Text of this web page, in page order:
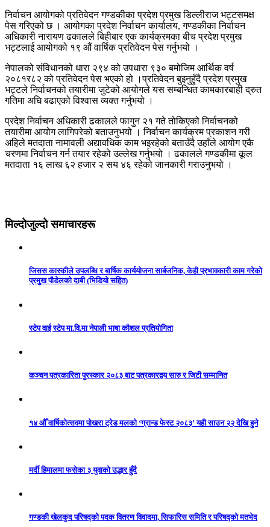
निर्वाचन आयोगको प्रतिवेदन गण्डकीका प्रदेश प्रमुख डिल्लीराज भट्टसमक्ष
पेस गरिएको छ । आयोगका प्रदेश निर्वाचन कार्यालय, गण्डकीका निर्वाचन
अधिकारी नारायण ढकालले बिहीबार एक कार्यक्रमका बीच प्रदेश प्रमुख
भट्टलाई आयोगको १९ औं वार्षिक प्रतिवेदन पेस गर्नुभयो ।
नेपालको संविधानको धारा २९४ को उपधारा ९३० बमोजिम आर्थिक वर्ष
२०८१र८२ को प्रतिवेदन पेस भएको हो ।प्रतिवेदन बुझ्नुहुँदै प्रदेश प्रमुख
भट्टले निर्वाचनको तयारीमा जुटेको आयोगले यस सम्बन्धित कामकारबाही द्रुत
गतिमा अघि बढाएको विश्वास व्यक्त गर्नुभयो ।
प्रदेश निर्वाचन अधिकारी ढकालले फागुन २१ गते तोकिएको निर्वाचनको
तयारीमा आयोग लागिपरेको बताउनुभयो । निर्वाचन कार्यक्रम प्रकाशन गरी
अहिले मतदाता नामावली अद्यावधिक काम भइरहेको बताउँदै उहाँले आयोग एकै
चरणमा निर्वाचन गर्न तयार रहेको उल्लेख गर्नुभयो । ढकालले गण्डकीमा कूल
मतदाता १६ लाख ६२ हजार २ सय ४६ रहेको जानकारी गराउनुभयो ।
मिल्दोजुल्दो समाचारहरू
जिसस कास्कीले उपलब्धि र बार्षिक कार्ययोजना सार्बजनिक, केही प्रभावकारी काम गरेको
प्रमुख पौडेलको दाबी (भिडियो सहित)
स्टेप वाई स्टेप मा.वि.मा नेपाली भाषा कौशल प्रतियोगिता
कञ्चन पत्रकारिता पुरस्कार २०८३ बाट पत्रकारद्वय सारु र जिटी सम्मानित
१४ औँ वार्षिकोत्सवमा पोखरा ट्रेड मलको ‘ग्रान्ड फेस्ट २०८३’ यही साउन २२ देखि हुने
मर्दी हिमालमा फसेका ३ युवाको उद्धार हुँदै
गण्डकी खेलकुद परिषद्को पदक वितरण विवादमा, सिफारिस समिति र परिषद्को मतभेद